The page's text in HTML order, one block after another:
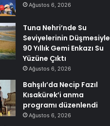
Ağustos 6, 2026
Tuna Nehri’nde Su
Seviyelerinin Düşmesiyle
90 Yıllık Gemi Enkazı Su
Yüzüne Çıktı
Ağustos 6, 2026
Bahşılı’da Necip Fazıl
Kısakürek’i anma
programı düzenlendi
Ağustos 6, 2026